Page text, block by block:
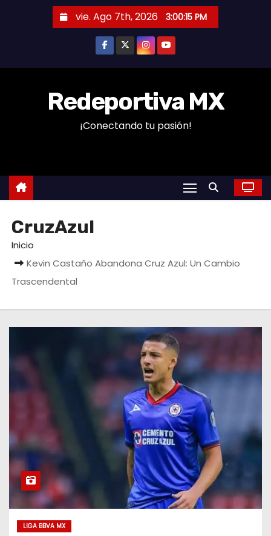
n
vie. Ago 7th, 2026 3:00:16 PM
Redeportiva MX
¡Conectando tu pasión!
CruzAzul
Inicio
Kevin Castaño Abandona Cruz Azul: Un Cambio
Trascendental
LIGA BBVA MX